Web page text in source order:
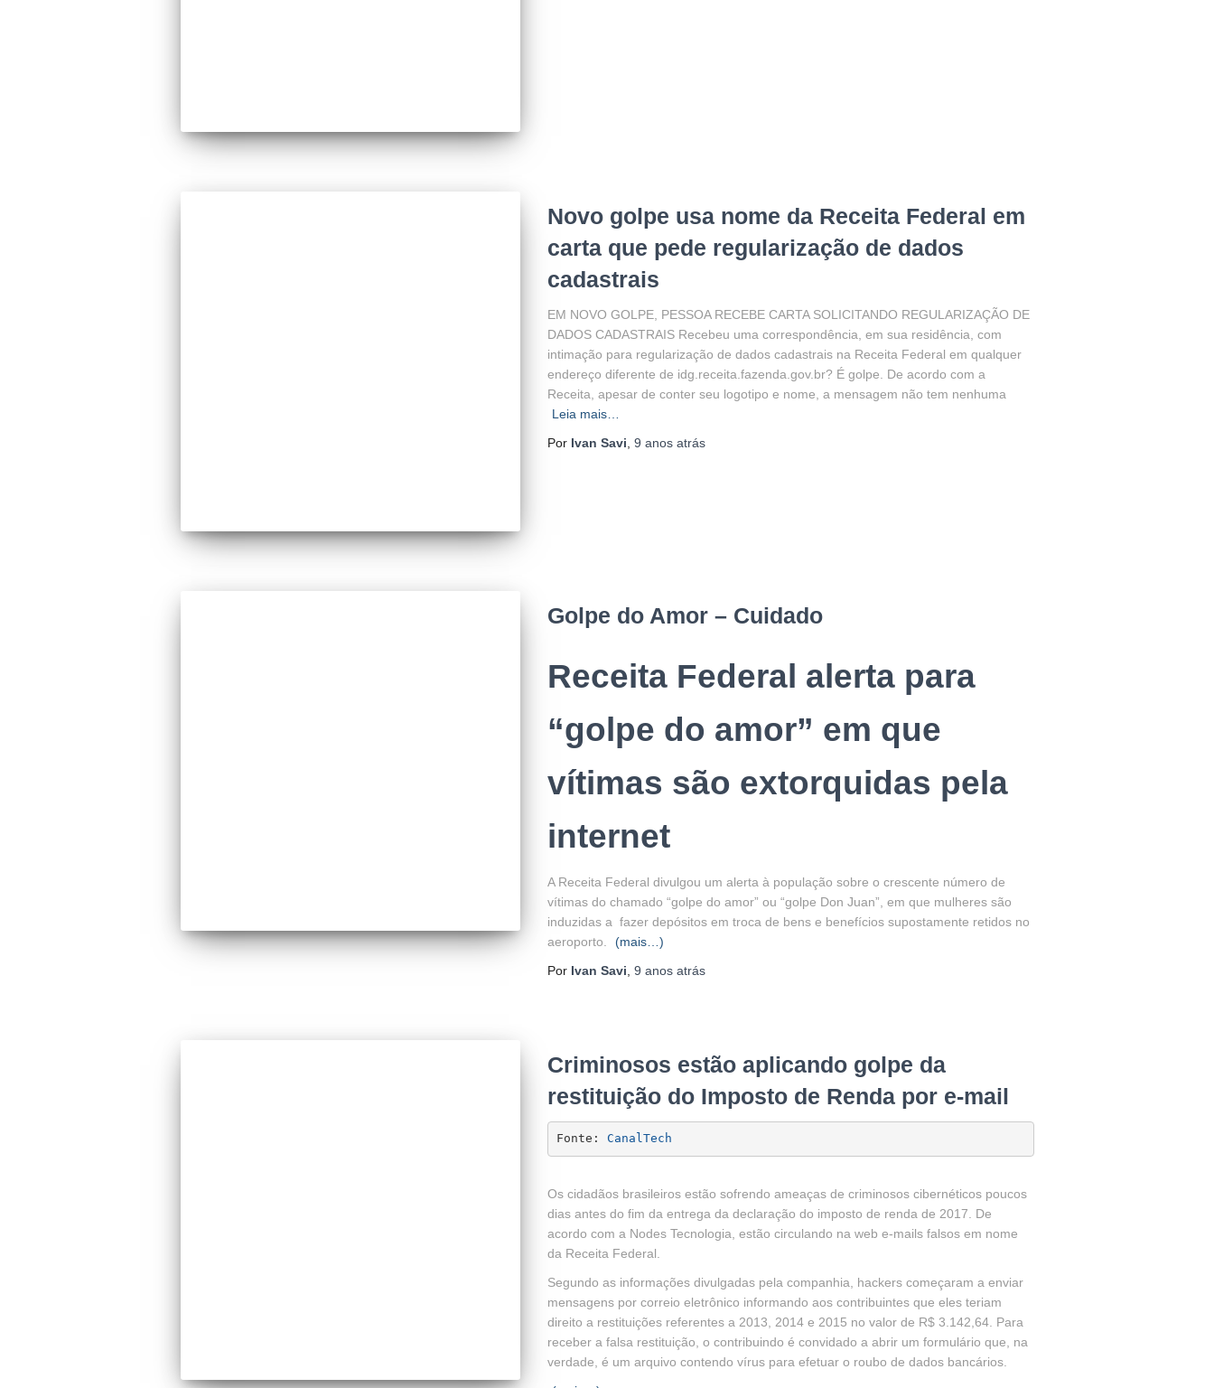
Novo golpe usa nome da Receita Federal em
carta que pede regularização de dados
cadastrais
EM NOVO GOLPE, PESSOA RECEBE CARTA SOLICITANDO REGULARIZAÇÃO DE
DADOS CADASTRAIS Recebeu uma correspondência, em sua residência, com
intimação para regularização de dados cadastrais na Receita Federal em qualquer
endereço diferente de idg.receita.fazenda.gov.br? É golpe. De acordo com a
Receita, apesar de conter seu logotipo e nome, a mensagem não tem nenhuma
Leia mais…
Por Ivan Savi 9 anosatrás
Golpe do Amor – Cuidado
Receita Federal alerta para
“golpe do amor” em que
vítimas são extorquidas pela
internet
A Receita Federal divulgou um alerta à população sobre o crescente número de
vítimas do chamado “golpe do amor” ou “golpe Don Juan”, em que mulheres são
induzidas a fazer depósitos em troca de bens e benefícios supostamente retidos no
aeroporto.
(mais…)
Por Ivan Savi 9 anosatrás
Criminosos estão aplicando golpe da
restituição do Imposto de Renda por e-mail
Fonte: CanalTech
Os cidadãos brasileiros estão sofrendo ameaças de criminosos cibernéticos poucos
dias antes do fim da entrega da declaração do imposto de renda de 2017. De
acordo com a Nodes Tecnologia, estão circulando na web e-mails falsos em nome
da Receita Federal.
Segundo as informações divulgadas pela companhia, hackers começaram a enviar
mensagens por correio eletrônico informando aos contribuintes que eles teriam
direito a restituições referentes a 2013, 2014 e 2015 no valor de R$ 3.142,64. Para
receber a falsa restituição, o contribuindo é convidado a abrir um formulário que, na
verdade, é um arquivo contendo vírus para efetuar o roubo de dados bancários.